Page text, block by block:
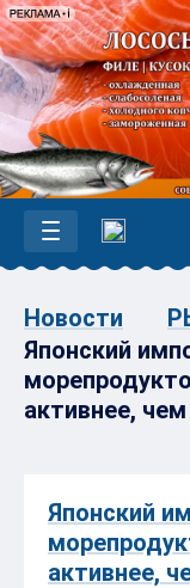
Новости
Японский
активнее, чем
Японский
активнее,